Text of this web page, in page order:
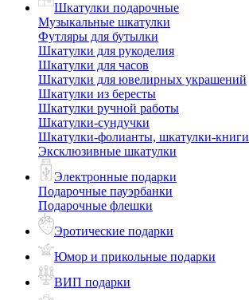
Шкатулки подарочные
Музыкальные шкатулки
Футляры для бутылки
Шкатулки для рукоделия
Шкатулки для часов
Шкатулки для ювелирных украшений
Шкатулки из бересты
Шкатулки ручной работы
Шкатулки-сундучки
Шкатулки-фолианты, шкатулки-книги
Эксклюзивные шкатулки
Электронные подарки
Подарочные пауэрбанки
Подарочные флешки
Эротические подарки
Юмор и прикольные подарки
ВИП подарки